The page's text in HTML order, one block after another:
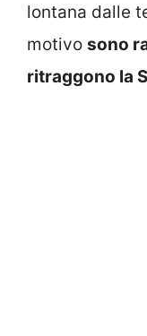
lontana dalle
motivo sono
ritraggono la